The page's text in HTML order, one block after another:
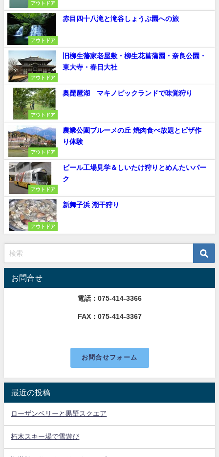
アウトドア
アウトドア
赤目四十八滝と滝谷しょうぶ園への旅
アウトドア
旧柳生藩家老屋敷・柳生花菖蒲園・奈良公園・
東大寺・春日大社
アウトドア
奥琵琶湖 マキノピックランドで味覚狩り
アウトドア
農業公園ブルーメの丘 焼肉食べ放題とピザ作
り体験
アウトドア
ビール工場見学＆しいたけ狩りとめんたいパー
ク
アウトドア
新舞子浜 潮干狩り
お問合せ
電話：075-414-3366
FAX：075-414-3367
お問合せフォーム
最近の投稿
ローザンベリーと黒壁スクエア
朽木スキー場で雪遊び